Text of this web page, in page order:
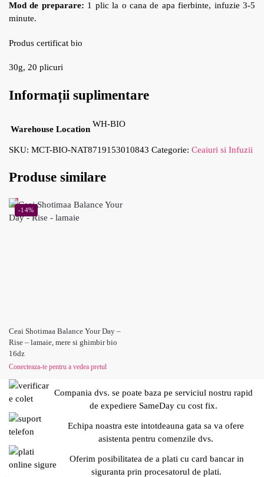
Mod de preparare: 1 plic la o cana de apa fierbinte, infuzie 3-5
minute.
Produs certificat bio
30g, 20 plicuri
Informații suplimentare
Warehouse Location
WH-BIO
SKU: MCT-BIO-NAT8719153010843 Categorie: Ceaiuri si Infuzii
Produse similare
-14%
Ceai Shotimaa Balance Your Day –
Rise – lamaie, mere si ghimbir bio
16dz
Conecteaza-te pentru a vedea pretul
Compania dvs. se poate baza pe serviciul nostru rapid
de expediere SameDay cu cost fix.
Echipa noastra este intotdeauna gata sa va ofere
asistenta pentru comenzile dvs.
Oferim posibilitatea de a plati cu card bancar in
siguranta prin procesatorul de plati.